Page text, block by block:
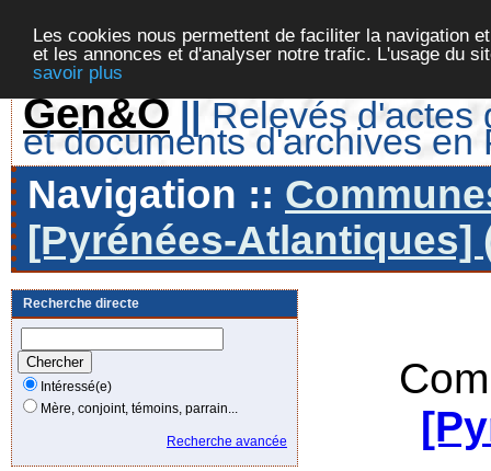
Les cookies nous permettent de faciliter la navigation
et les annonces et d'analyser notre trafic. L'usage du
savoir plus
Gen&O || Relevés d'actes
et documents d'archives en
Navigation ::
[Pyrénées-Atlantiques]
Recherche directe
Intéressé(e)
Mère, conjoint, témoins, parrain...
Recherche avancée